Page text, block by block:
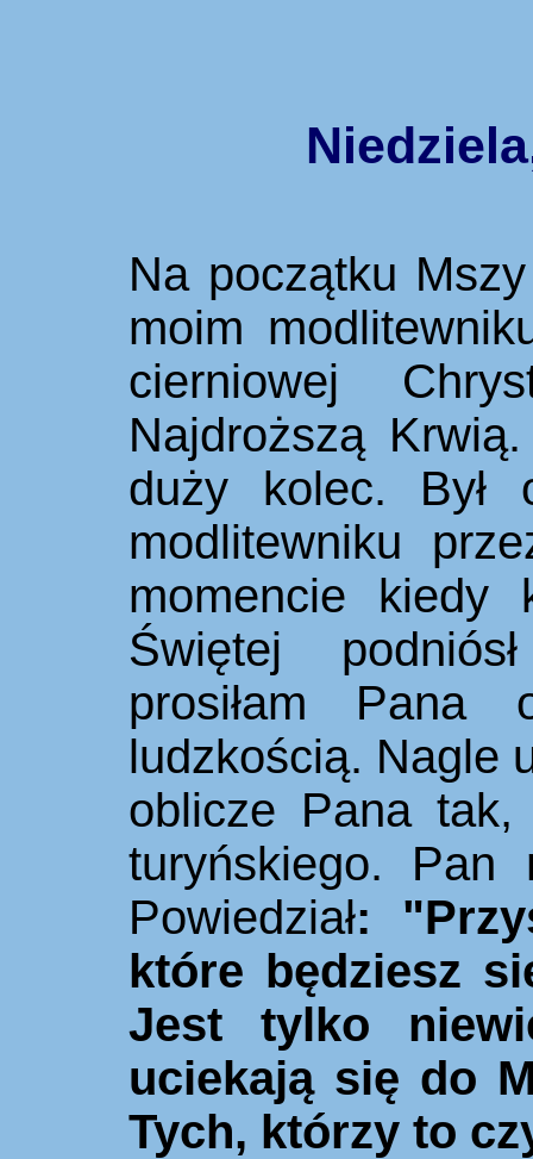
Niedziela
Na początku
moim
cierniowej
Najdroższą
duży kolec. Był
modlitewniku
momencie kiedy
Świętej
prosiłam
ludzkością. Nagle
oblicze Pana
turyńskiego. Pan
Powiedział:
które będziesz
Jest tylko
uciekają się do
Tych, którzy to